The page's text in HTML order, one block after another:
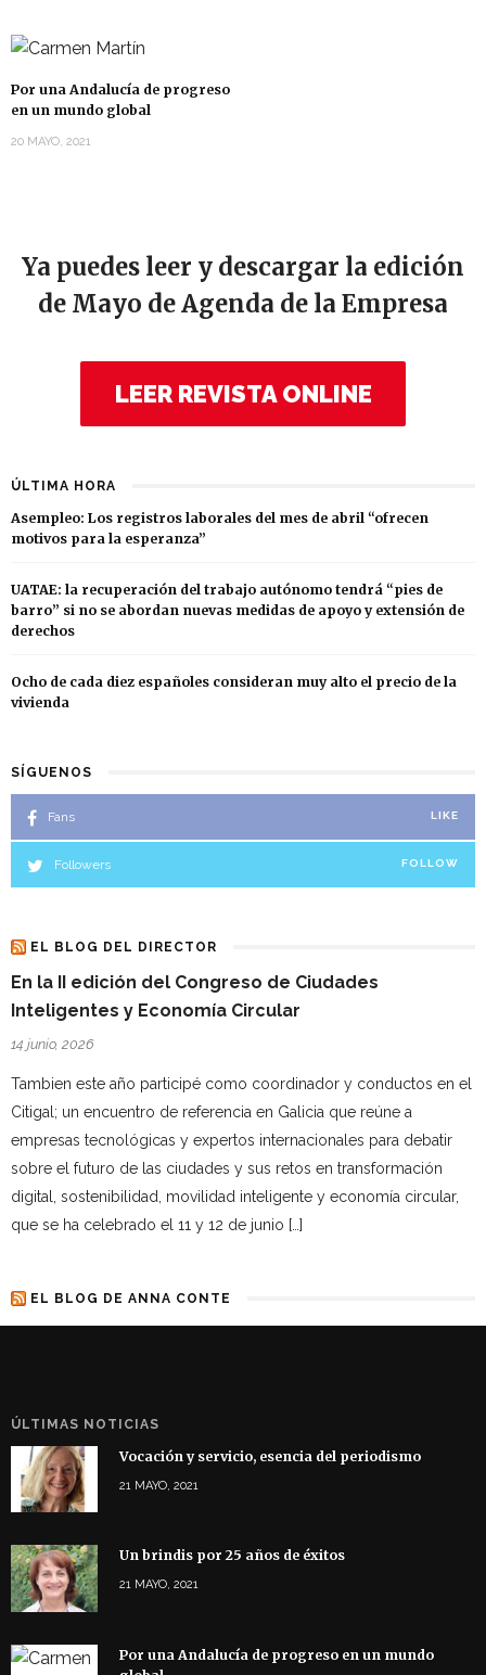
Por una Andalucía de progreso
en un mundo global
20 MAYO, 2021
Ya puedes leer y descargar la edición
de Mayo de Agenda de la Empresa
LEER REVISTA ONLINE
ÚLTIMA HORA
Asempleo: Los registros laborales del mes de abril “ofrecen
motivos para la esperanza”
UATAE: la recuperación del trabajo autónomo tendrá “pies de
barro” si no se abordan nuevas medidas de apoyo y extensión de
derechos
Ocho de cada diez españoles consideran muy alto el precio de la
vivienda
SÍGUENOS
Fans LIKE
Followers FOLLOW
EL BLOG DEL DIRECTOR
En la II edición del Congreso de Ciudades
Inteligentes y Economía Circular
14 junio, 2026
Tambien este año participé como coordinador y conductos en el
Citigal; un encuentro de referencia en Galicia que reúne a
empresas tecnológicas y expertos internacionales para debatir
sobre el futuro de las ciudades y sus retos en transformación
digital, sostenibilidad, movilidad inteligente y economía circular,
que se ha celebrado el 11 y 12 de junio […]
EL BLOG DE ANNA CONTE
ÚLTIMAS NOTICIAS
Vocación y servicio, esencia del periodismo
21 MAYO, 2021
Un brindis por 25 años de éxitos
21 MAYO, 2021
Por una Andalucía de progreso en un mundo